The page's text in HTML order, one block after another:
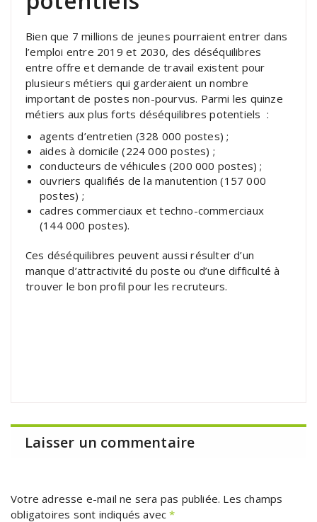
Bien que 7 millions de jeunes pourraient entrer dans
l’emploi entre 2019 et 2030, des déséquilibres
entre offre et demande de travail existent pour
plusieurs métiers qui garderaient un nombre
important de postes non-pourvus. Parmi les quinze
métiers aux plus forts déséquilibres potentiels :
agents d’entretien (328 000 postes) ;
aides à domicile (224 000 postes) ;
conducteurs de véhicules (200 000 postes) ;
ouvriers qualifiés de la manutention (157 000
postes) ;
cadres commerciaux et techno-commerciaux
(144 000 postes).
Ces déséquilibres peuvent aussi résulter d’un
manque d’attractivité du poste ou d’une difficulté à
trouver le bon profil pour les recruteurs.
Laisser un commentaire
Votre adresse e-mail ne sera pas publiée. Les champs
obligatoires sont indiqués avec*